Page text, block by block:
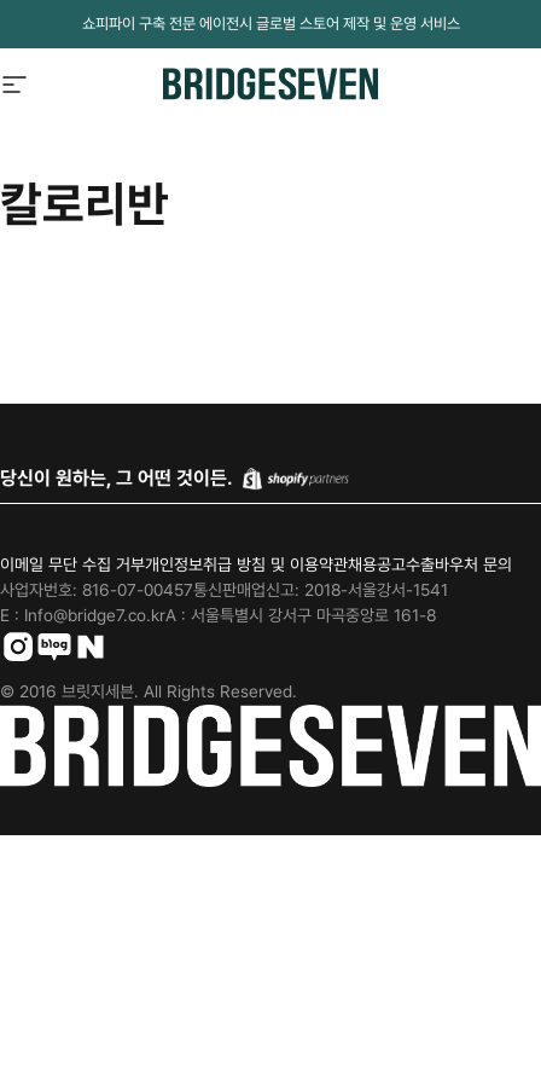
Skip to content
쇼피파이 구축 전문 에이전시 글로벌 스토어 제작 및 운영 서비스
Site navigation BridgeSeven
칼로리반
당신이 원하는, 그 어떤 것이든.
이메일 무단 수집 거부개인정보취급 방침 및 이용약관채용공고수출바우처 문의
사업자번호: 816-07-00457통신판매업신고: 2018-서울강서-1541
E : Info@bridge7.co.krA : 서울특별시 강서구 마곡중앙로 161-8
© 2016 브릿지세븐. All Rights Reserved.
BridgeSeven